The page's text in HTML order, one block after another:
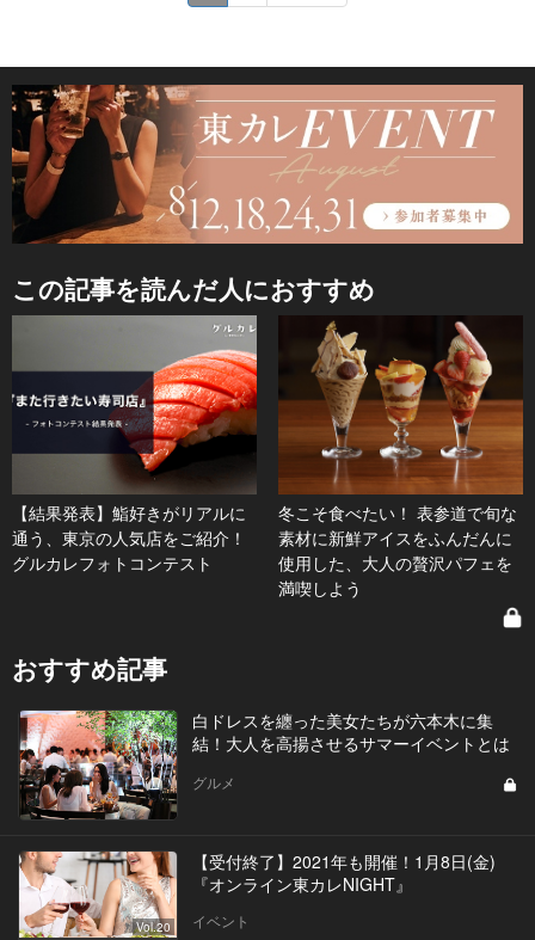
この記事を読んだ人におすすめ
【結果発表】鮨好きがリアルに
通う、東京の人気店をご紹介！
グルカレフォトコンテスト
冬こそ食べたい！ 表参道で旬な
素材に新鮮アイスをふんだんに
使用した、大人の贅沢パフェを
満喫しよう
おすすめ記事
白ドレスを纏った美女たちが六本木に集
結！大人を高揚させるサマーイベントとは
グルメ
Vol.20
【受付終了】2021年も開催！1月8日(金)
『オンライン東カレNIGHT』
イベント